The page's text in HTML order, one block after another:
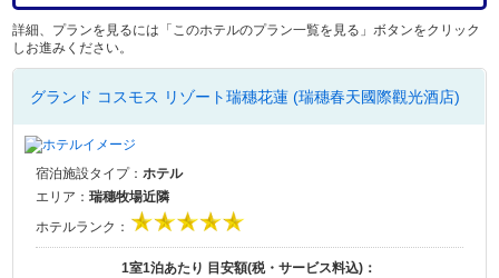
詳細、プランを見るには「このホテルのプラン一覧を見る」ボタンをクリック
しお進みください。
グランド コスモス リゾート瑞穗花蓮 (瑞穗春天國際觀光酒店)
宿泊施設タイプ：ホテル
エリア：瑞穗牧場近隣
ホテルランク：
1室1泊あたり 目安額(税・サービス料込)：